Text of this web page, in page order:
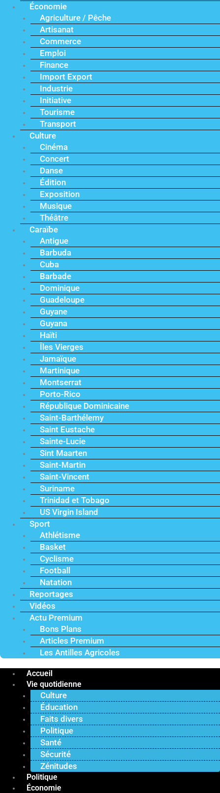
Économie
Agriculture / Pêche
Artisanat
Commerce
Emploi
Finance
Import Export
Industrie
Initiative
Tourisme
Transport
Culture
Cinéma
Concert
Danse
Édition
Exposition
Musique
Théâtre
Caraïbe
Antigue
Barbuda
Cuba
Barbade
Dominique
Guadeloupe
Guyane
Guyana
Haïti
Îles Vierges
Jamaïque
Martinique
Montserrat
Porto-Rico
République Dominicaine
Saint-Barthélemy
Saint Eustache
Sainte-Lucie
Sint Maarten
Saint-Martin
Saint-Vincent
Suriname
Trinidad et Tobago
US Virgin Island
Sport
Athlétisme
Basket
Cyclisme
Football
Natation
Reportages
Vidéos
Actu Premium
Bons Plans
Articles Premium
Les Antilles Agricoles
Accueil
Vie quotidienne
Culture
Éducation
Faits divers
Politique
Santé
Sécurité
Zénitudes
Politique
Économie